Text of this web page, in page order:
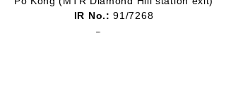
IR No.: 91/7268
Partner